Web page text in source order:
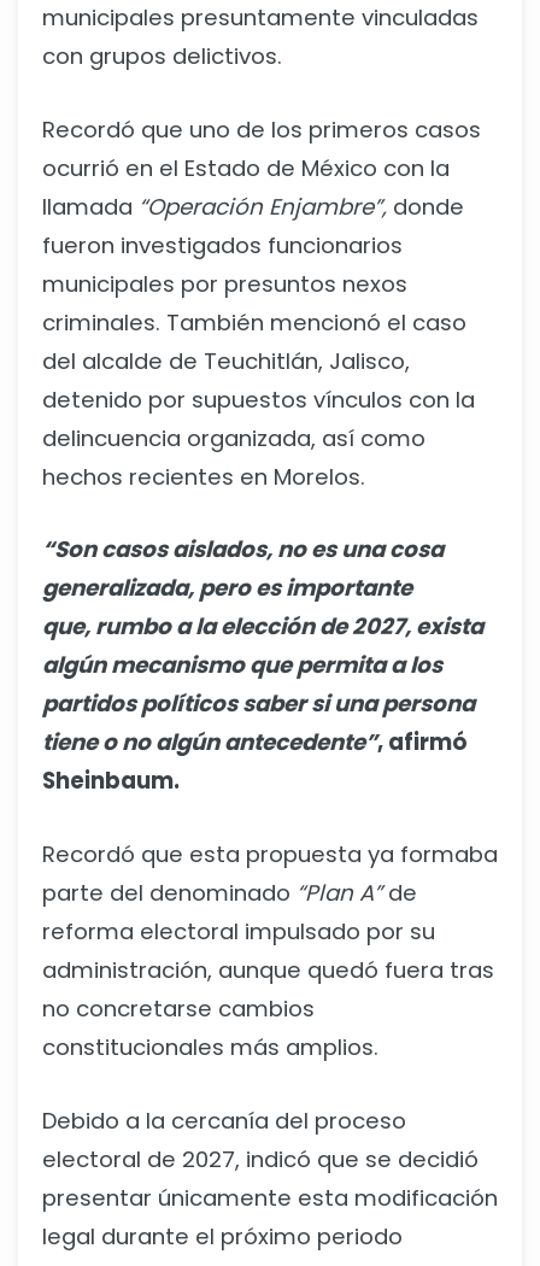
municipales presuntamente vinculadas
con grupos delictivos.
Recordó que uno de los primeros casos
ocurrió en el Estado de México con la
llamada “Operación Enjambre”, donde
fueron investigados funcionarios
municipales por presuntos nexos
criminales. También mencionó el caso
del alcalde de Teuchitlán, Jalisco,
detenido por supuestos vínculos con la
delincuencia organizada, así como
hechos recientes en Morelos.
“Son casos aislados, no es una cosa
generalizada, pero es importante
que, rumbo a la elección de 2027, exista
algún mecanismo que permita a los
partidos políticos saber si una persona
tiene o no algún antecedente”, afirmó
Sheinbaum.
Recordó que esta propuesta ya formaba
parte del denominado “Plan A”de
reforma electoral impulsado por su
administración, aunque quedó fuera tras
no concretarse cambios
constitucionales más amplios.
Debido a la cercanía del proceso
electoral de 2027, indicó que se decidió
presentar únicamente esta modificación
legal durante el próximo periodo